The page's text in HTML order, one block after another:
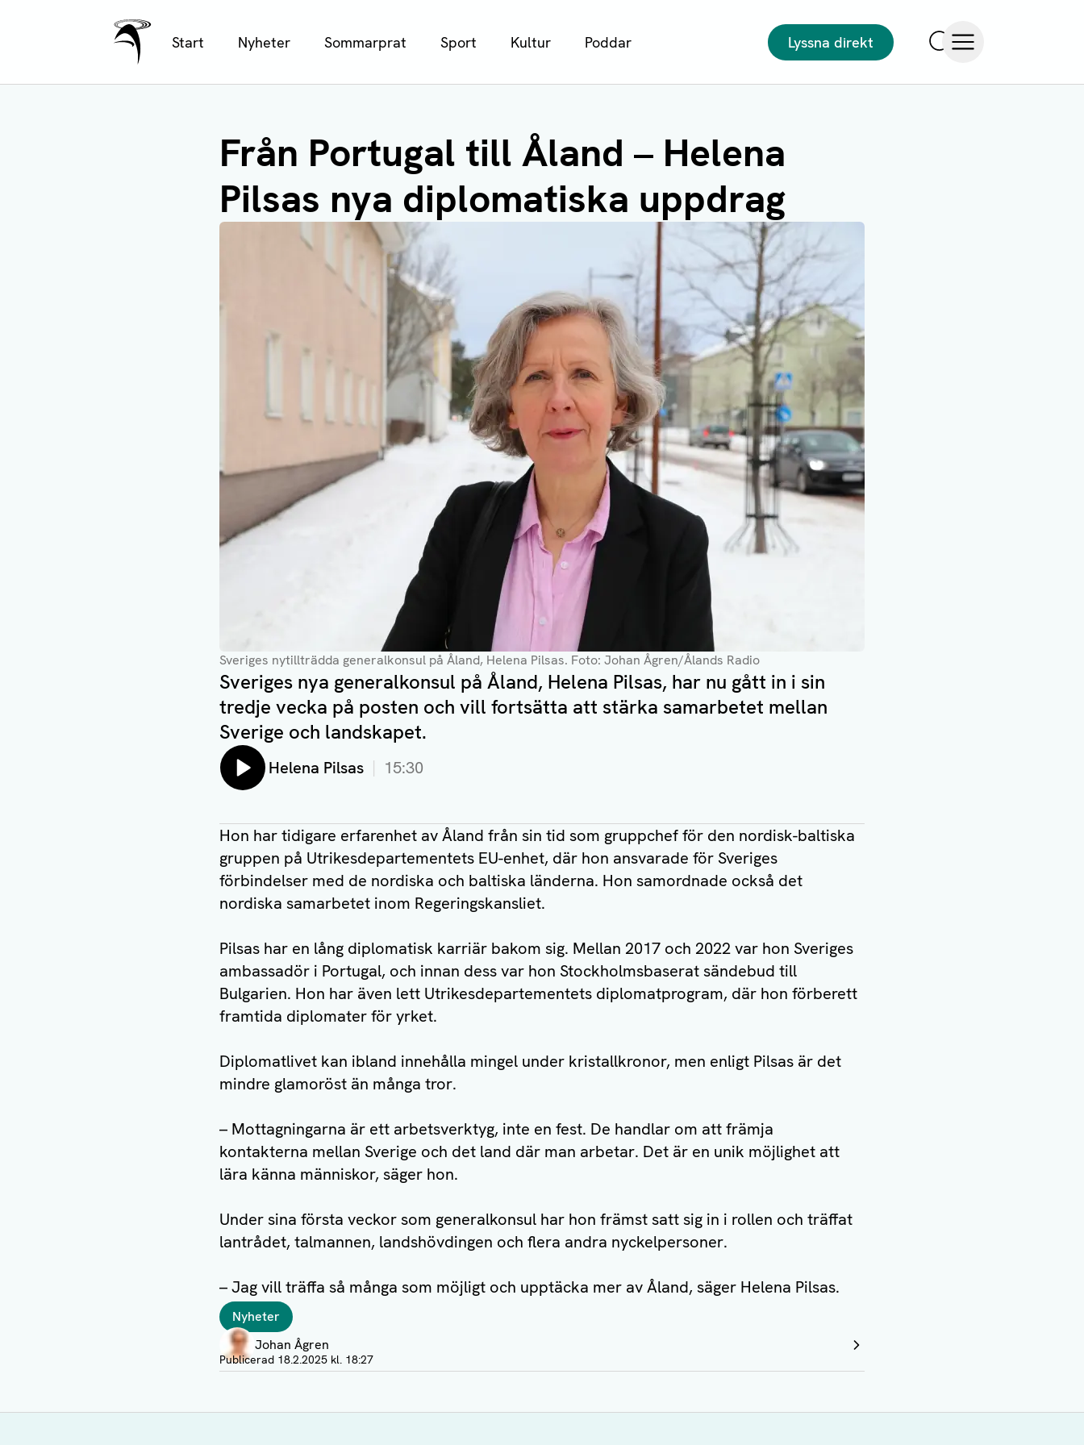
Ålands Radio & TV
Start Nyheter Sommarprat Sport Kultur Poddar
Lyssna direkt
Från Portugal till Åland – Helena
Pilsas nya diplomatiska uppdrag
Sveriges nytillträdda generalkonsul på Åland, Helena Pilsas. Foto: Johan Ågren/Ålands Radio
Sveriges nya generalkonsul på Åland, Helena Pilsas, har nu gått in i sin
tredje vecka på posten och vill fortsätta att stärka samarbetet mellan
Sverige och landskapet.
Lyssna på:
Helena Pilsas 15:30
Hon har tidigare erfarenhet av Åland från sin tid som gruppchef för den nordisk-baltiska
gruppen på Utrikesdepartementets EU-enhet, där hon ansvarade för Sveriges
förbindelser med de nordiska och baltiska länderna. Hon samordnade också det
nordiska samarbetet inom Regeringskansliet.
Pilsas har en lång diplomatisk karriär bakom sig. Mellan 2017 och 2022 var hon Sveriges
ambassadör i Portugal, och innan dess var hon Stockholmsbaserat sändebud till
Bulgarien. Hon har även lett Utrikesdepartementets diplomatprogram, där hon förberett
framtida diplomater för yrket.
Diplomatlivet kan ibland innehålla mingel under kristallkronor, men enligt Pilsas är det
mindre glamoröst än många tror.
– Mottagningarna är ett arbetsverktyg, inte en fest. De handlar om att främja
kontakterna mellan Sverige och det land där man arbetar. Det är en unik möjlighet att
lära känna människor, säger hon.
Under sina första veckor som generalkonsul har hon främst satt sig in i rollen och träffat
lantrådet, talmannen, landshövdingen och flera andra nyckelpersoner.
– Jag vill träffa så många som möjligt och upptäcka mer av Åland, säger Helena Pilsas.
TaggarNyheter
Författare
Johan Ågren
Visa profil
Publicerad 18.2.2025 kl. 18:27